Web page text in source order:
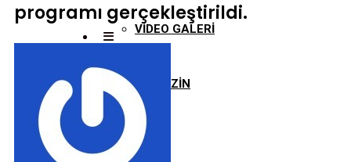
VİDEO GALERİ
MAGAZİN
programı gerçekleştirildi.